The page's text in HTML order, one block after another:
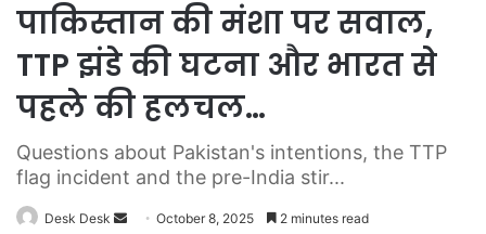
पाकिस्तान की मंशा पर सवाल,
TTP झंडे की घटना और भारत से
पहले की हलचल…
Questions about Pakistan's intentions, the TTP
flag incident and the pre-India stir...
Desk Desk
SendOctober 8, 2025 2 minutes read